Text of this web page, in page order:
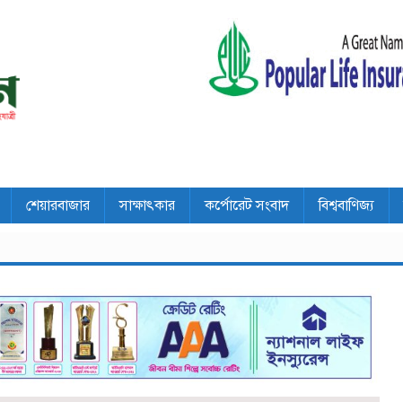
শেয়ারবাজার সাক্ষাৎকার কর্পোরেট সংবাদ বিশ্ববাণিজ্য